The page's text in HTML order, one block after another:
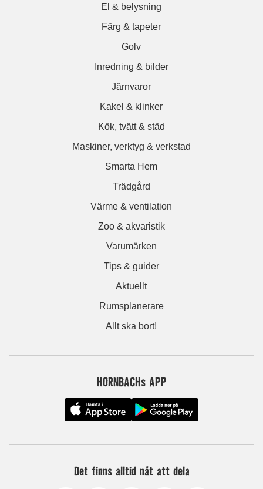
El & belysning
Färg & tapeter
Golv
Inredning & bilder
Järnvaror
Kakel & klinker
Kök, tvätt & städ
Maskiner, verktyg & verkstad
Smarta Hem
Trädgård
Värme & ventilation
Zoo & akvaristik
Varumärken
Tips & guider
Aktuellt
Rumsplanerare
Allt ska bort!
HORNBACHs APP
Det finns alltid nåt att dela